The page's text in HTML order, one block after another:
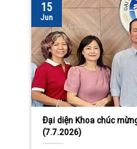
Đại diện Khoa chúc
(7.7.2026)
15
Jun